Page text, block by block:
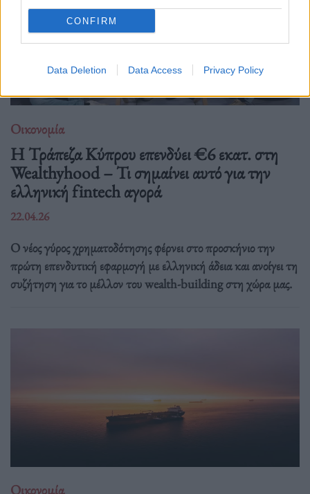
CONFIRM
Data Deletion Data Access Privacy Policy
Οικονομία
Η Τράπεζα Κύπρου επενδύει €6 εκατ. στη
Wealthyhood – Τι σημαίνει αυτό για την
ελληνική fintech αγορά
22.04.26
Ο νέος γύρος χρηματοδότησης φέρνει στο προσκήνιο την
πρώτη επενδυτική εφαρμογή με ελληνική άδεια και ανοίγει τη
συζήτηση για το μέλλον του wealth-building στη χώρα μας.
Οικονομία